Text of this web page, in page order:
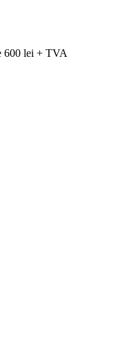
600 lei + TVA